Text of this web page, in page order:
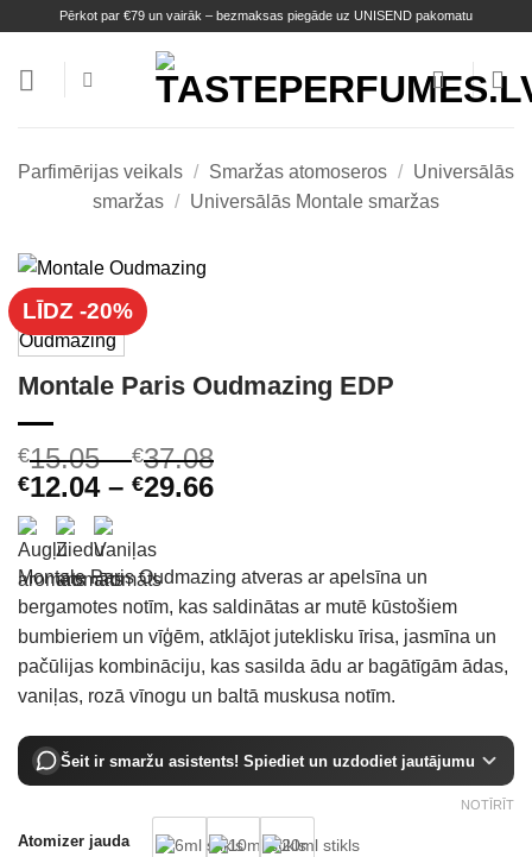
content
Pērkot par €79 un vairāk – bezmaksas piegāde uz UNISEND pakomatu
Parfimērijas veikals / Smaržas atomoseros /
Universālās
smaržas / Universālās Montale smaržas
LĪDZ -20%
Montale Paris Oudmazing EDP
€15.05–€37.08
€12.04– €29.66
Montale Paris Oudmazing atveras ar apelsīna un
bergamotes notīm, kas saldinātas ar mutē kūstošiem
bumbieriem un vīģēm, atklājot juteklisku īrisa, jasmīna un
pačūlijas kombināciju, kas sasilda ādu ar bagātīgām ādas,
vaniļas, rozā vīnogu un baltā muskusa notīm.
Šeit ir smaržu asistents! Spiediet un uzdodiet jautājumu
Atomizer jauda
NOTĪRĪT